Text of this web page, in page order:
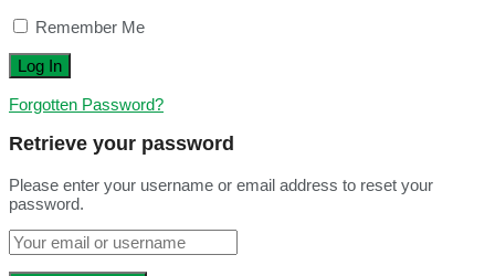
Remember Me
Forgotten Password?
Retrieve your password
Please enter your username or email address to reset your
password.